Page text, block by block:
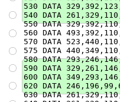
530 DATA
540 DATA
550 DATA
560 DATA
570 DATA
575 DATA
580 DATA
590 DATA
600 DATA
620 DATA
630 DATA